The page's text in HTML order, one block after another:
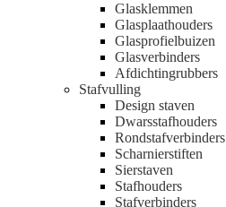
Glasklemmen
Glasplaathouders
Glasprofielbuizen
Glasverbinders
Afdichtingrubbers
Stafvulling
Design staven
Dwarsstafhouders
Rondstafverbinders
Scharnierstiften
Sierstaven
Stafhouders
Stafverbinders